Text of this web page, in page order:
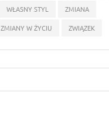
WŁASNY STYL
ZMIANA
ZMIANY W ŻYCIU
ZWIĄZEK